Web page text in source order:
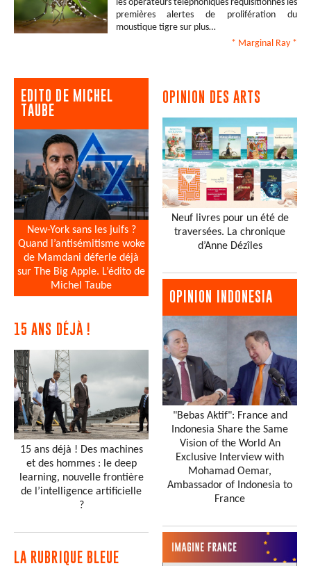
les opérateurs téléphoniques réquisitionnés les
premières alertes de prolifération du
moustique tigre sur plus…
* Marginal Ray *
EDITO DE MICHEL
TAUBE
New-York sans les juifs ?
Quand l’antisémitisme woke
de Mamdani déferle déjà
sur The Big Apple. L’édito de
Michel Taube
15 ANS DÉJÀ !
15 ans déjà ! Des machines
et des hommes : le deep
learning, nouvelle frontière
de l’intelligence artificielle
?
LA RUBRIQUE BLEUE
OPINION DES ARTS
Neuf livres pour un été de
traversées. La chronique
d’Anne Dézîles
OPINION INDONESIA
"Bebas Aktif": France and
Indonesia Share the Same
Vision of the World An
Exclusive Interview with
Mohamad Oemar,
Ambassador of Indonesia to
France